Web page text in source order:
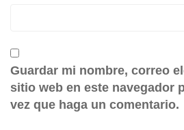
Guardar mi nombre, correo
sitio web en este navegador
vez que haga un comentario.